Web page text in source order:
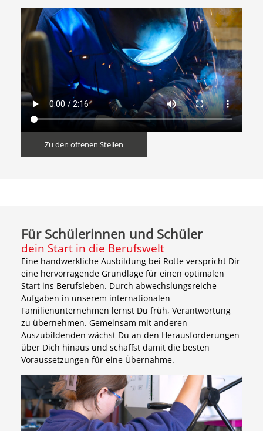
Zu den offenen Stellen
Für Schülerinnen und Schüler
dein Start in die Berufswelt
Eine handwerkliche Ausbildung bei Rotte verspricht Dir
eine hervorragende Grundlage für einen optimalen
Start ins Berufsleben. Durch abwechslungsreiche
Aufgaben in unserem internationalen
Familienunternehmen lernst Du früh, Verantwortung
zu übernehmen. Gemeinsam mit anderen
Auszubildenden wächst Du an den Herausforderungen
über Dich hinaus und schaffst damit die besten
Voraussetzungen für eine Übernahme.